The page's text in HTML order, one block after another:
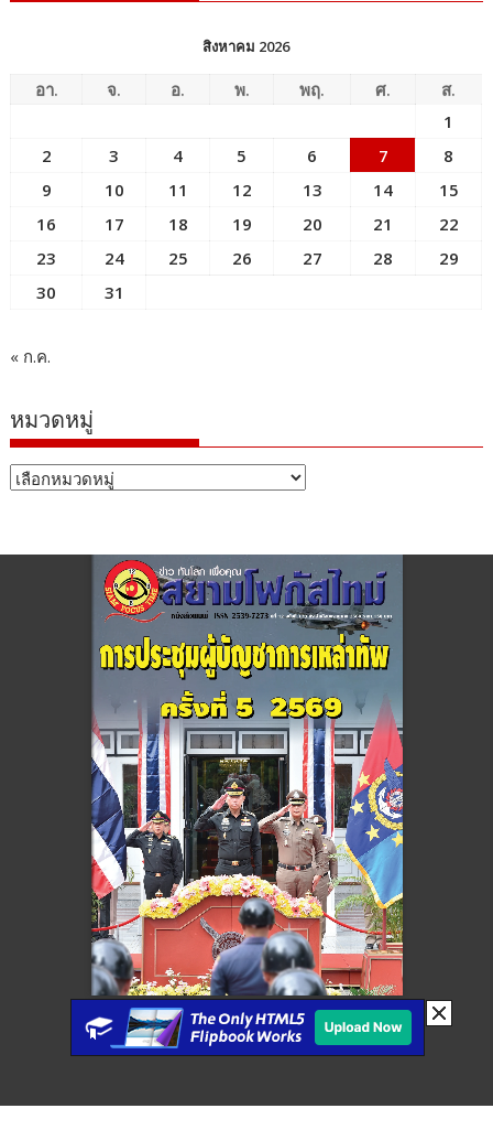
สิงหาคม 2026
อา. จ. อ. พ. พฤ. ศ.
ส.
1
2
3 4 5 6 7
8
9
10 11 12 13 14
15
16
17 18 19 20 21
22
23
24 25 26 27 28
29
30
31
« ก.ค.
หมวดหมู่
หมวด